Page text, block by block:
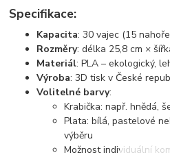
Specifikace:
Kapacita: 30 vajec (15
Rozměry: délka 25,8 cm ×
Materiál: PLA – ekologický,
Výroba: 3D tisk v České
Volitelné barvy:
Krabička: např. hnědá,
Plata: bílá, pastelové
výběru
Možnost individuální